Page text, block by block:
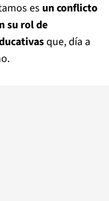
es un conflicto
su rol de
que, día a